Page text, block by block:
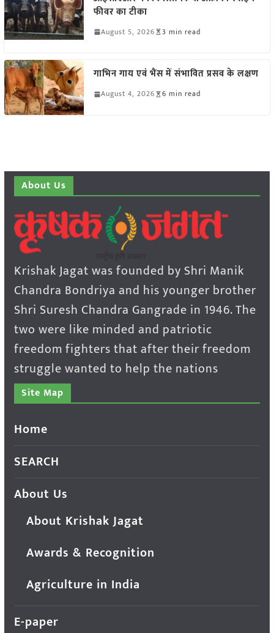
फीवर का टीका
August 5, 2026 3 min read
गाभिन गाय एवं भैंस में संभावित प्रसव के लक्षण
August 4, 2026 6 min read
About Us
Krishak Jagat was founded by Shri Manik
Chandra Bondriya and his younger brother
Shri Suresh Chandra Gangrade in 1946. The
two were like minded and patriotic
freedom fighters that after their freedom
struggle wanted to help the nations
Site Map
Home
SEARCH
About Us
About Krishak Jagat
Awards & Recognition
Agriculture in India
E-paper